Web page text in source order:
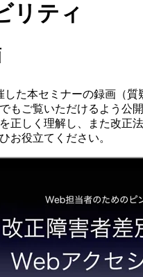
リティ
した本セミナーの録画（質
もご覧いただけるよう公
正しく理解し、また改正
お役立てください。